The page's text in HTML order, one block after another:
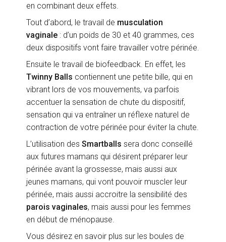
en combinant deux effets.
Tout d’abord, le travail de musculation
vaginale : d’un poids de 30 et 40 grammes, ces
deux dispositifs vont faire travailler votre périnée.
Ensuite le travail de biofeedback. En effet, les
Twinny Balls contiennent une petite bille, qui en
vibrant lors de vos mouvements, va parfois
accentuer la sensation de chute du dispositif,
sensation qui va entraîner un réflexe naturel de
contraction de votre périnée pour éviter la chute.
L’utilisation desSmartballs sera donc conseillé
aux futures mamans qui désirent préparer leur
périnée avant la grossesse, mais aussi aux
jeunes mamans, qui vont pouvoir muscler leur
périnée, mais aussi accroitre la sensibilité des
parois vaginales, mais aussi pour les femmes
en début de ménopause.
Vous désirez en savoir plus sur les boules de